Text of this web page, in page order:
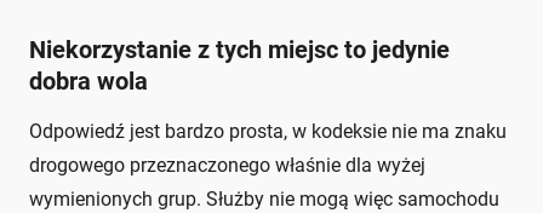
Niekorzystanie z tych miejsc to jedynie
dobra wola
Odpowiedź jest bardzo prosta, w kodeksie nie ma znaku
drogowego przeznaczonego właśnie dla wyżej
wymienionych grup. Służby nie mogą więc samochodu